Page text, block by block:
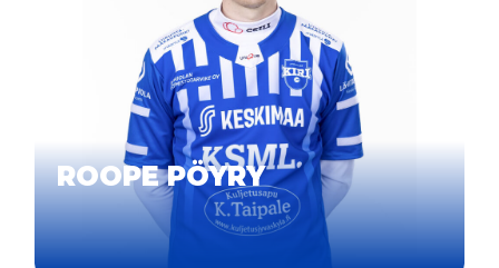
ROOPE PÖYRY